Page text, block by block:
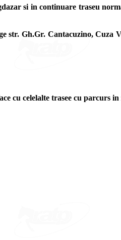
si in continuare traseu
str. Gh.Gr. Cantacuzino, Cuza
cu celelalte trasee cu parcurs in